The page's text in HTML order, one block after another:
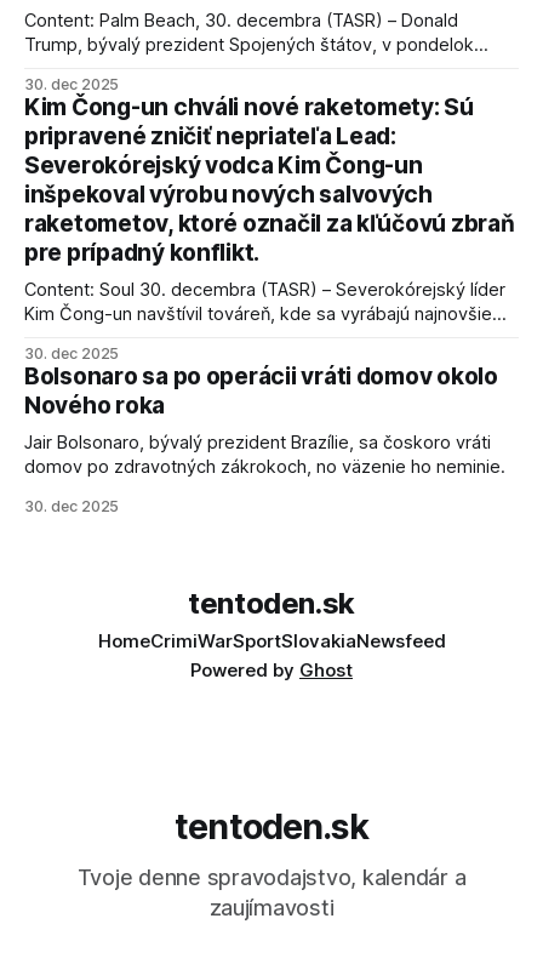
Content: Palm Beach, 30. decembra (TASR) – Donald
Trump, bývalý prezident Spojených štátov, v pondelok
kľúčové pre úspešné dosiahnutie prímeria v Gaze. Agentúra
AFP informuje, že Trump vyjadril presvedčenie, že Izrael plní
podmienky dohody o prí
30. dec 2025
Kim Čong-un chváli nové raketomety: Sú
pripravené zničiť nepriateľa Lead:
Severokórejský vodca Kim Čong-un
inšpekoval výrobu nových salvových
raketometov, ktoré označil za kľúčovú zbraň
pre prípadný konflikt.
Content: Soul 30. decembra (TASR) – Severokórejský líder
Kim Čong-un navštívil továreň, kde sa vyrábajú najnovšie
schopnosti. Informovali o tom štátne médiá KĽDR, na ktoré
sa odvoláva agentúra AFP.
30. dec 2025
Bolsonaro sa po operácii vráti domov okolo
Nového roka
Jair Bolsonaro, bývalý prezident Brazílie, sa čoskoro vráti
domov po zdravotných zákrokoch, no väzenie ho neminie.
30. dec 2025
tentoden.sk
HomeCrimiWarSportSlovakiaNewsfeed
Powered by Ghost
tentoden.sk
Tvoje denne spravodajstvo, kalendár a
zaujímavosti